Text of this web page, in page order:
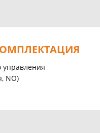
управления
NO)